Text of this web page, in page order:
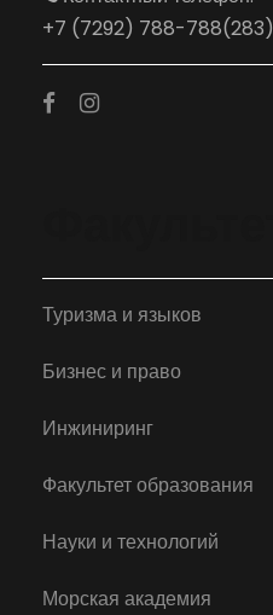
+7 (7292) 788-788(283)
Туризма и языков
Бизнес и право
Инжиниринг
Факультет образования
Науки и технологий
Морская академия